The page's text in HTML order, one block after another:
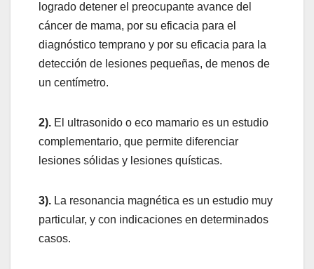
logrado detener el preocupante avance del
cáncer de mama, por su eficacia para el
diagnóstico temprano y por su eficacia para la
detección de lesiones pequeñas, de menos de
un centímetro.
2). El ultrasonido o eco mamario es un estudio
complementario, que permite diferenciar
lesiones sólidas y lesiones quísticas.
3). La resonancia magnética es un estudio muy
particular, y con indicaciones en determinados
casos.